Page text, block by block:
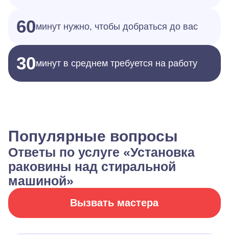
60минут нужно, чтобы добраться до вас
30минут в среднем требуется на работу
Популярные вопросы
Ответы по услуге «Установка
раковины над стиральной
машиной»
Вызвать мастера